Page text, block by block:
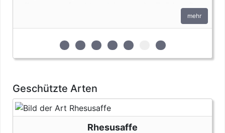
dargestellt. Auch Tierpräparate unterliegen den
artenschutzrechtlichen Bestimmungen. Bei privaten Einfuhren
bis zu vier Erzeugnisse von Krokodilen des Anhangs B pro
transportiert werden. Fleisch und Jagdtrophäen sind von
mehr
zur 1. geschützten Erscheinungsform (Felle
zur 2. geschützten Erscheinungsform
zur 3. geschützten
zur 4. geschützten
zur 5. geschützten
zur 6. geschützten
zur 7.
Geschützte Arten
Rhesusaffe